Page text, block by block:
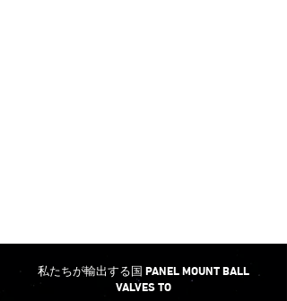
私たちが輸出する国 PANEL MOUNT BALL
VALVES TO